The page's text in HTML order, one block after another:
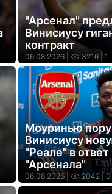
"Арсенал"
Винисиусу
контракт
06.08.2026 | 3216 | 1
Моуринью
Винисиусу
"Реале" в
"Арсенала"
06.08.2026 | 2042 | 0